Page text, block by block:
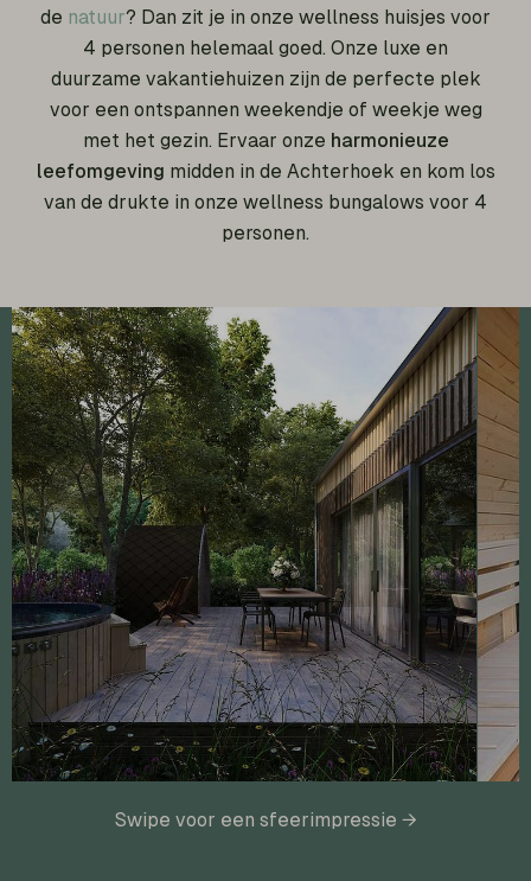
de natuur? Dan zit je in onze wellness huisjes voor
4 personen helemaal goed. Onze luxe en
duurzame vakantiehuizen zijn de perfecte plek
voor een ontspannen weekendje of weekje weg
met het gezin. Ervaar onze harmonieuze
leefomgeving midden in de Achterhoek en kom los
van de drukte in onze wellness bungalows voor 4
personen.
Swipe voor een sfeerimpressie →